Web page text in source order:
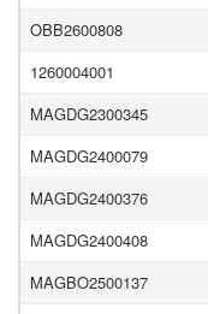
OBB2600808
1260004001
MAGDG2300345
MAGDG2400079
MAGDG2400376
MAGDG2400408
MAGBO2500137